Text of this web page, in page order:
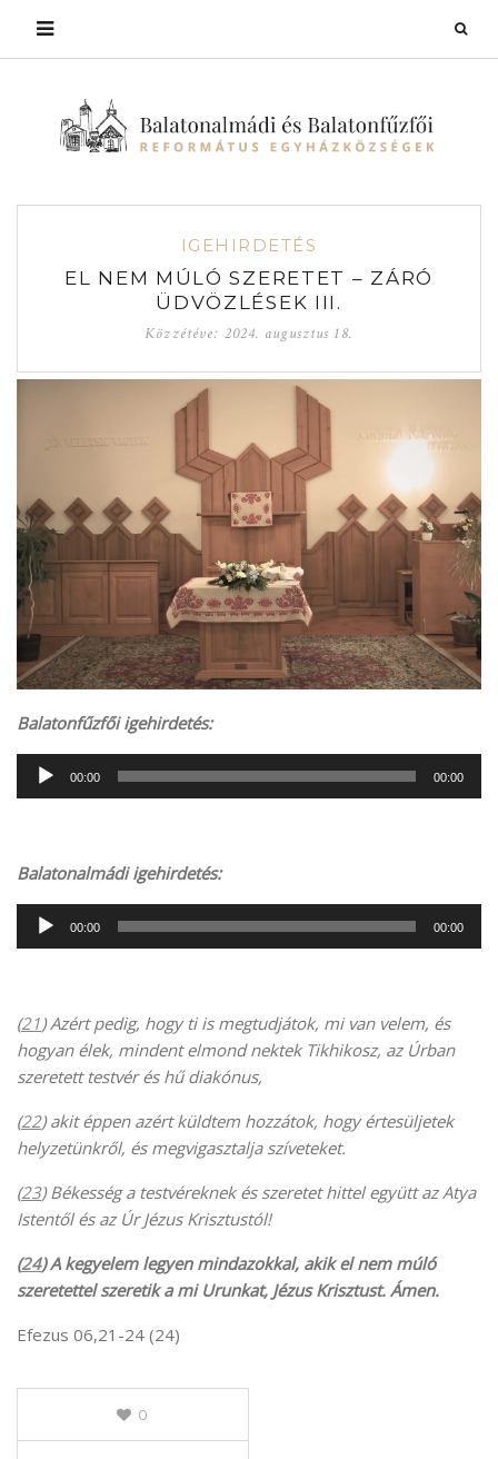
IGEHIRDETÉS
EL NEM MÚLÓ SZERETET – ZÁRÓ
ÜDVÖZLÉSEK III.
Közzétéve: 2024. augusztus 18.
Balatonfűzfői igehirdetés:
Audió
00:00 00:00
Balatonalmádi igehirdetés:
Audió
00:00 00:00
(21) Azért pedig, hogy ti is megtudjátok, mi van velem, és
hogyan élek, mindent elmond nektek Tikhikosz, az Úrban
szeretett testvér és hű diakónus,
(22) akit éppen azért küldtem hozzátok, hogy értesüljetek
helyzetünkről, és megvigasztalja szíveteket.
(23) Békesség a testvéreknek és szeretet hittel együtt az Atya
Istentől és az Úr Jézus Krisztustól!
(24) A kegyelem legyen mindazokkal, akik el nem múló
szeretettel szeretik a mi Urunkat, Jézus Krisztust. Ámen.
Efezus 06,21-24 (24)
0